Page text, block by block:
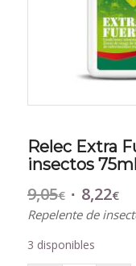
Relec Extra
insectos 75ml
9,05€ El
precio
era:
8,22€El
Repelente de
3 disponibles